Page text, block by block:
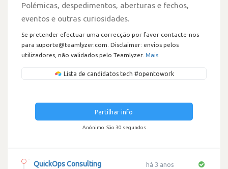
Polémicas, despedimentos, aberturas e fechos,
eventos e outras curiosidades.
Se pretender efectuar uma correcção por favor contacte-nos
para suporte@teamlyzer.com. Disclaimer: envios pelos
utilizadores, não validados pelo Teamlyzer. Mais
Lista de candidatos tech #opentowork
Partilhar info
Anónimo. São 30 segundos
há 3 anos
QuickOps Consulting